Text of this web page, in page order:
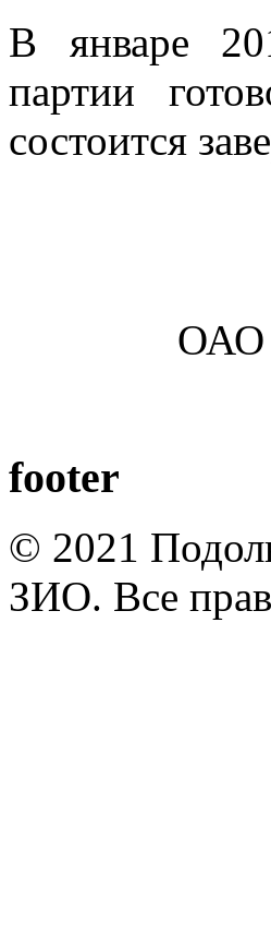
В январе
партии
состоится
ОАО
footer
© 2021
ЗИО. Все